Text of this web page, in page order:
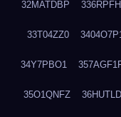
32MATDBP
33T04ZZ0 3404O7P1
34Y7PBO1
35O1QNFZ